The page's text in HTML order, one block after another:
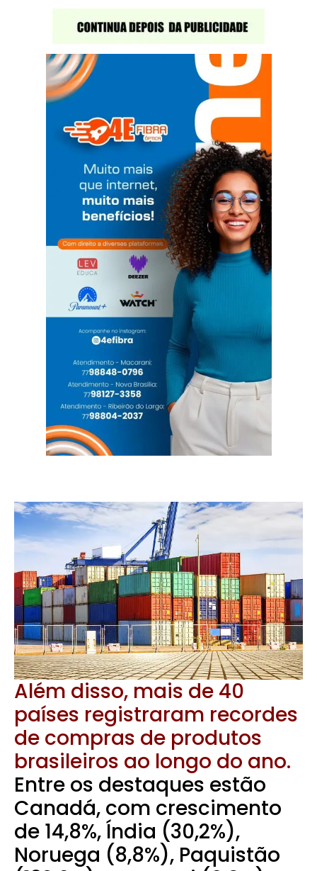
Além disso, mais de 40
países registraram recordes
de compras de produtos
brasileiros ao longo do ano.
Entre os destaques estão
Canadá, com crescimento
de 14,8%, Índia (30,2%),
Noruega (8,8%), Paquistão